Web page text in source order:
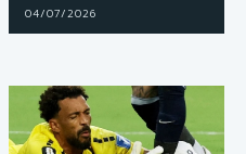
04/07/2026